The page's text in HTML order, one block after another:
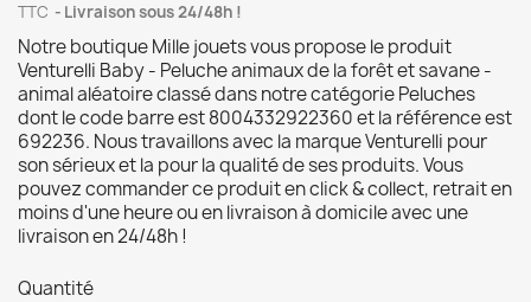
TTC
Livraison sous 24/48h !
Notre boutique Mille jouets vous propose le produit
Venturelli Baby - Peluche animaux de la forêt et savane -
animal aléatoire classé dans notre catégorie Peluches
dont le code barre est 8004332922360 et la référence est
692236. Nous travaillons avec la marque Venturelli pour
son sérieux et la pour la qualité de ses produits. Vous
pouvez commander ce produit en click & collect, retrait en
moins d'une heure ou en livraison à domicile avec une
livraison en 24/48h !
Quantité